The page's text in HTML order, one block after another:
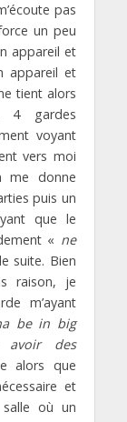
pas
un peu
appareil et
appareil et
tient alors
4 gardes
voyant
vers moi
me donne
puis un
que le
« ne
suite. Bien
raison, je
m’ayant
be in big
avoir des
alors que
et
salle où un